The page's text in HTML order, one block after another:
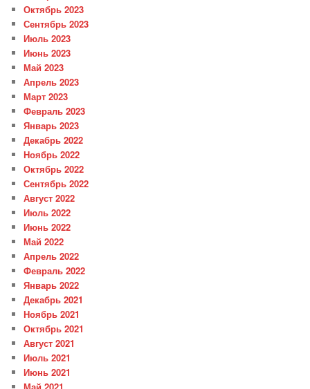
Октябрь 2023
Сентябрь 2023
Июль 2023
Июнь 2023
Май 2023
Апрель 2023
Март 2023
Февраль 2023
Январь 2023
Декабрь 2022
Ноябрь 2022
Октябрь 2022
Сентябрь 2022
Август 2022
Июль 2022
Июнь 2022
Май 2022
Апрель 2022
Февраль 2022
Январь 2022
Декабрь 2021
Ноябрь 2021
Октябрь 2021
Август 2021
Июль 2021
Июнь 2021